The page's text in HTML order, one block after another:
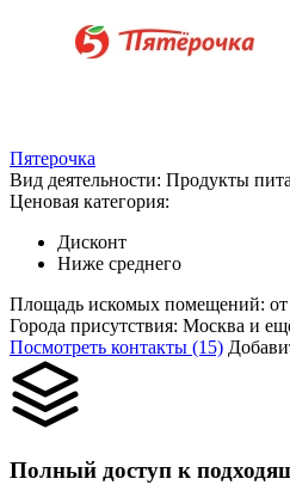
Пятерочка
Вид деятельности: Продукты
Ценовая категория:
Дисконт
Ниже среднего
Площадь искомых помещений:
Города присутствия: Москва и
Посмотреть контакты (15)
Полный доступ к